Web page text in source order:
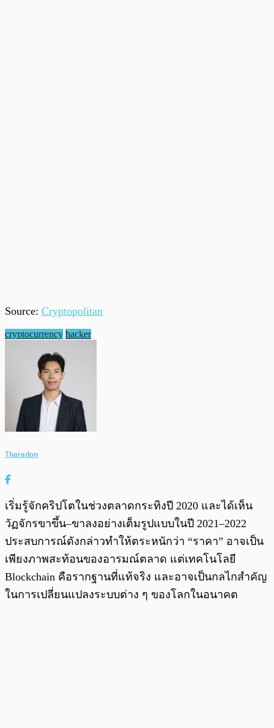
Source: Cryptopolitan
cryptocurrency hacker
Tharadon
เริ่มรู้จักคริปโตในช่วงตลาดกระทิงปี 2020 และได้เห็น
วัฏจักรขาขึ้น–ขาลงอย่างเต็มรูปแบบในปี 2021–2022
ประสบการณ์ดังกล่าวทำให้ตระหนักว่า “ราคา” อาจเป็น
เพียงภาพสะท้อนของอารมณ์ตลาด แต่เทคโนโลยี
Blockchain คือรากฐานที่แท้จริง และอาจเป็นกลไกสำคัญ
ในการเปลี่ยนแปลงระบบต่าง ๆ ของโลกในอนาคต